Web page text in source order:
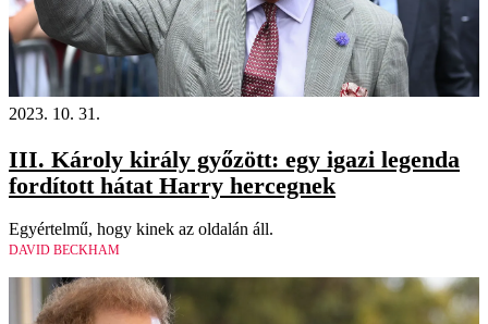
2023. 10. 31.
III. Károly király győzött: egy igazi legenda
fordított hátat Harry hercegnek
Egyértelmű, hogy kinek az oldalán áll.
DAVID BECKHAM